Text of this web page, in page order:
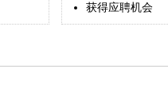
获得应聘机会